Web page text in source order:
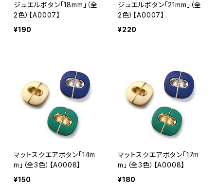
ジュエルボタン「18mm」（全
2色）【A0007】
¥190
ジュエルボタン「21mm」（全
2色）【A0007】
¥220
マットスクエアボタン「14m
m」（全3色）【A0008】
¥150
マットスクエアボタン「17m
m」（全3色）【A0008】
¥180